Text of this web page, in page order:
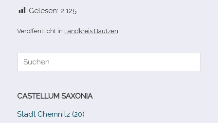
Gelesen: 2.125
Veröffentlicht in Landkreis Bautzen
Suche
CASTELLUM SAXONIA
Stadt Chemnitz (20)